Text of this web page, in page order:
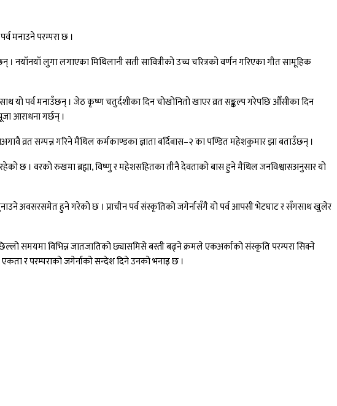
मनाउने परम्परा छ ।
नयाँनयाँ लुगा लगाएका मिथिलानी सती सावित्रीको उच्च चरित्रको वर्णन गरिएका गीत सामूहिक
यो पर्व मनाउँछन् । जेठ कृष्ण चतुर्दशीका दिन चोखोनितो खाएर व्रत सङ्कल्प गरेपछि औँसीका दिन
आराधना गर्छन् ।
व्रत सम्पन्न गरिने मैथिल कर्मकाण्डका ज्ञाता बर्दिबास–२ का पण्डित महेशकुमार झा बताउँछन् ।
छ । वरको रुखमा ब्रह्मा, विष्णु र महेशसहितका तीनै देवताको बास हुने मैथिल जनविश्वासअनुसार यो
अवसरसमेत हुने गरेको छ । प्राचीन पर्व संस्कृतिको जगेर्नासँगै यो पर्व आपसी भेटघाट र सँगसाथ खुलेर
समयमा विभिन्न जातजातिको छ्यासमिसे बस्ती बढ्ने क्रमले एकअर्काको संस्कृति परम्परा सिक्ने
र परम्पराको जगेर्नाको सन्देश दिने उनको भनाइ छ ।